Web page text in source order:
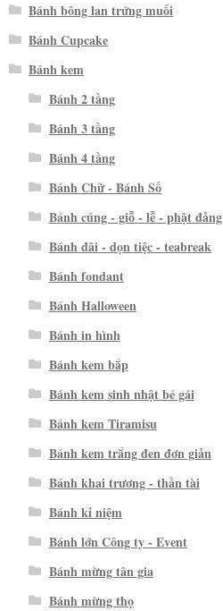
Bánh bông lan trứng muối
Bánh Cupcake
Bánh kem
Bánh 2 tầng
Bánh 3 tầng
Bánh 4 tầng
Bánh Chữ - Bánh Số
Bánh cúng - giỗ - lễ - phật đảng
Bánh đãi - dọn tiệc - teabreak
Bánh fondant
Bánh Halloween
Bánh in hình
Bánh kem bắp
Bánh kem sinh nhật bé gái
Bánh kem Tiramisu
Bánh kem trắng đen đơn giản
Bánh khai trương - thần tài
Bánh kỉ niệm
Bánh lớn Công ty - Event
Bánh mừng tân gia
Bánh mừng thọ